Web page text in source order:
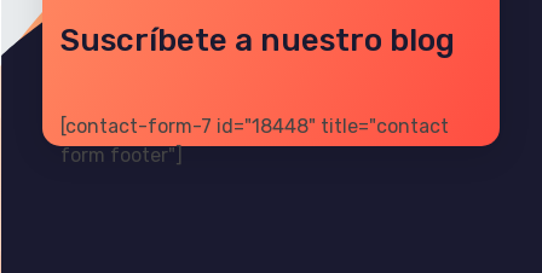
Suscríbete a nuestro blog
[contact-form-7 id="18448" title="contact
form footer"]